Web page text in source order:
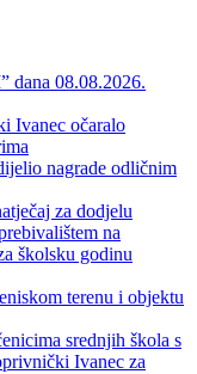
dana 08.08.2026.
Ivanec očaralo
nagrade odličnim
za dodjelu
na
školsku godinu
terenu i objektu
srednjih škola s
Ivanec za